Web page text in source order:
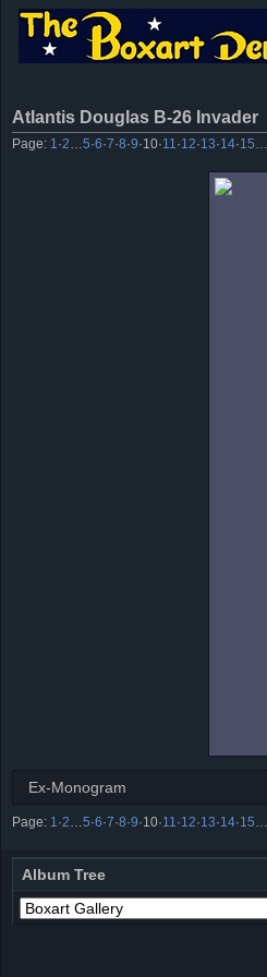
Atlantis Douglas B-26 Invader
Page: 1 ·2 5·6·7·8·9·10·11 ·12·13·14·15
Ex-Monogram
Page: 1 ·2 5·6·7·8·9·10·11 ·12·13·14·15
Album Tree